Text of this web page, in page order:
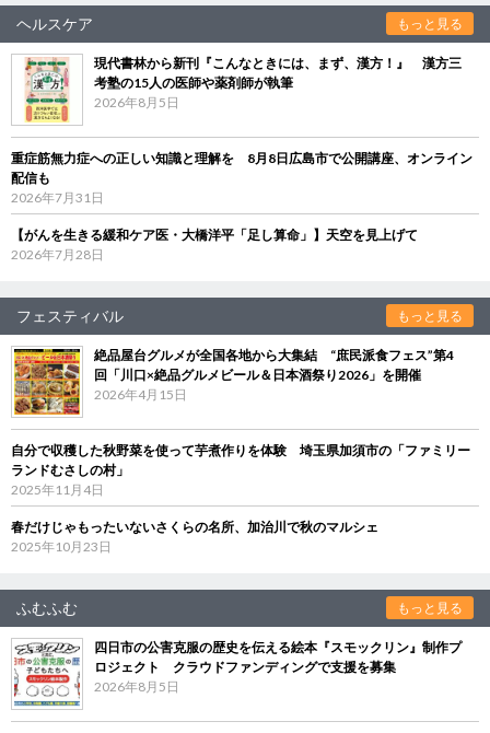
ヘルスケア もっと見る
現代書林から新刊『こんなときには、まず、漢方！』 漢方三
考塾の15人の医師や薬剤師が執筆
2026年8月5日
重症筋無力症への正しい知識と理解を 8月8日広島市で公開講座、オンライン
配信も
2026年7月31日
【がんを生きる緩和ケア医・大橋洋平「足し算命」】天空を見上げて
2026年7月28日
フェスティバル もっと見る
絶品屋台グルメが全国各地から大集結 “庶民派食フェス”第4
回「川口×絶品グルメビール＆日本酒祭り2026」を開催
2026年4月15日
自分で収穫した秋野菜を使って芋煮作りを体験 埼玉県加須市の「ファミリー
ランドむさしの村」
2025年11月4日
春だけじゃもったいないさくらの名所、加治川で秋のマルシェ
2025年10月23日
ふむふむ もっと見る
四日市の公害克服の歴史を伝える絵本『スモックリン』制作プ
ロジェクト クラウドファンディングで支援を募集
2026年8月5日